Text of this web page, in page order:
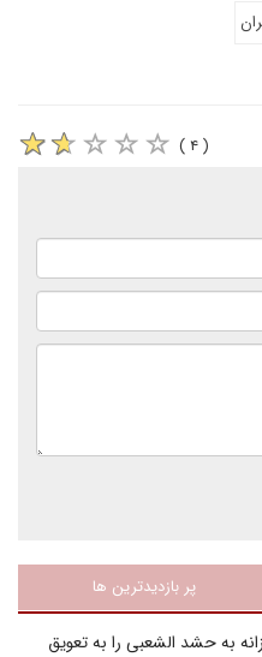
( ۴ )
پر بازدیدترین ها
به حشد الشعبی را به تعویق